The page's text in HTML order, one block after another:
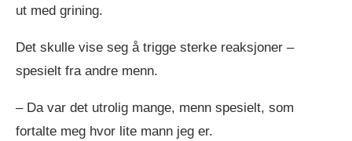
ut med grining.
Det skulle vise seg å trigge sterke reaksjoner –
spesielt fra andre menn.
– Da var det utrolig mange, menn spesielt, som
fortalte meg hvor lite mann jeg er.